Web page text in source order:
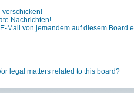
verschicken!
Nachrichten!
Mail von jemandem auf diesem Board
legal matters related to this board?